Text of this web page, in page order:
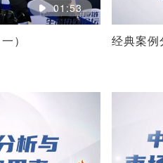
01:53
） 经典案例